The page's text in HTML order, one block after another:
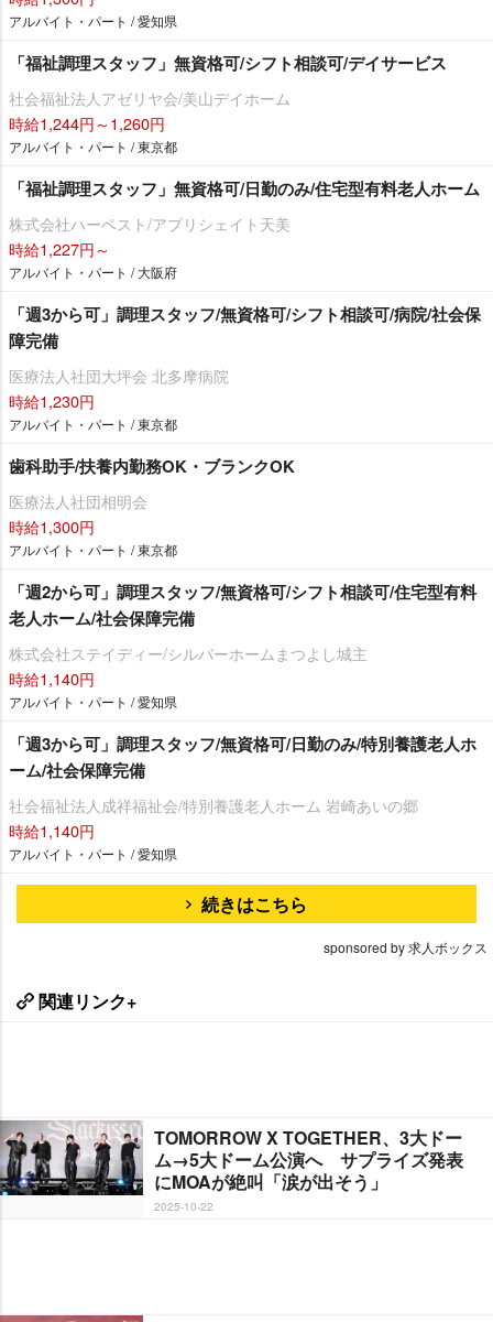
アルバイト・パート / 愛知県
「福祉調理スタッフ」無資格可/シフト相談可/デイサービス
社会福祉法人アゼリヤ会/美山デイホーム
時給1,244円～1,260円
アルバイト・パート / 東京都
「福祉調理スタッフ」無資格可/日勤のみ/住宅型有料老人ホーム
株式会社ハーベスト/アプリシェイト天美
時給1,227円～
アルバイト・パート / 大阪府
「週3から可」調理スタッフ/無資格可/シフト相談可/病院/社会保
障完備
医療法人社団大坪会 北多摩病院
時給1,230円
アルバイト・パート / 東京都
歯科助手/扶養内勤務OK・ブランクOK
医療法人社団相明会
時給1,300円
アルバイト・パート / 東京都
「週2から可」調理スタッフ/無資格可/シフト相談可/住宅型有料
老人ホーム/社会保障完備
株式会社ステイディー/シルバーホームまつよし城主
時給1,140円
アルバイト・パート / 愛知県
「週3から可」調理スタッフ/無資格可/日勤のみ/特別養護老人ホ
ーム/社会保障完備
社会福祉法人成祥福祉会/特別養護老人ホーム 岩崎あいの郷
時給1,140円
アルバイト・パート / 愛知県
続きはこちら
sponsored by 求人ボックス
関連リンク+
TOMORROW X TOGETHER、3大ドー
ム→5大ドーム公演へ サプライズ発表
にMOAが絶叫「涙が出そう」
2025-10-22